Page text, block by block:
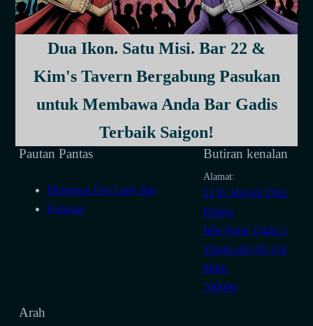
Pautan Pantas
Mengenai Our Lady Bar
Kenalan
Butiran kenalan
Alamat:
22 Đ. Huỳnh Thúc
Kháng
Bến Nghé, Quận 1
Thành phố Hồ Chí
Minh
700000
Arah
Dua Ikon. Satu Misi. Bar 22 &
Kim's Tavern Bergabung Pasukan
untuk Membawa Anda Bar Gadis
Terbaik Saigon!